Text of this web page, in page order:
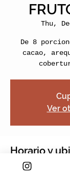
Thu,
De 8
cacao,
Ver
Horario y
Dec 12, 2024,